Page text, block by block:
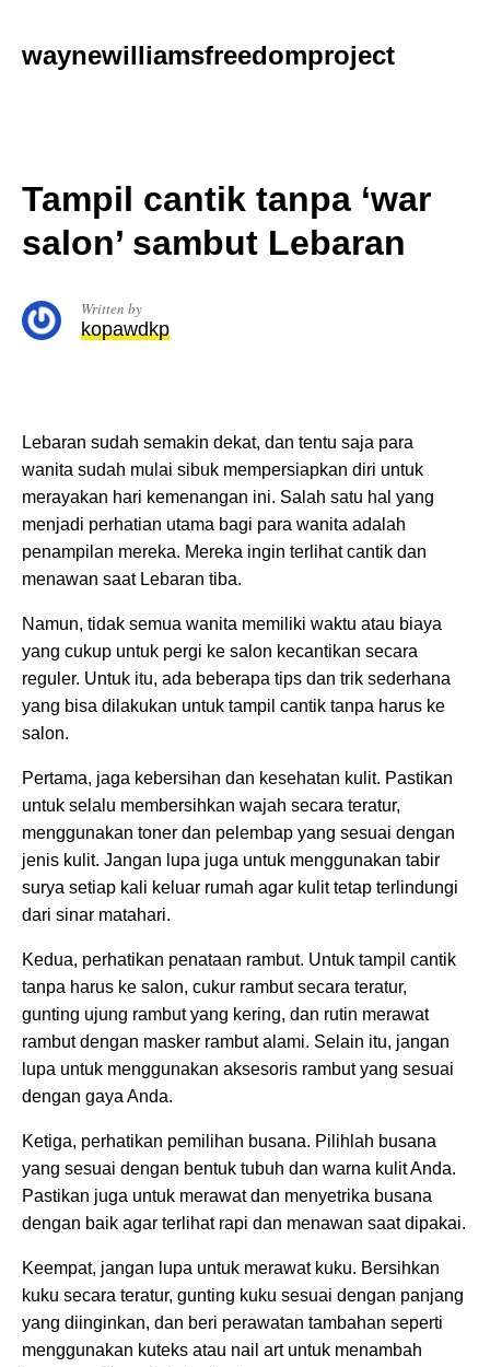
content
waynewilliamsfreedomproject
Tampil cantik tanpa ‘war
salon’ sambut Lebaran
Written by
kopawdkp
Lebaran sudah semakin dekat, dan tentu saja para
wanita sudah mulai sibuk mempersiapkan diri untuk
merayakan hari kemenangan ini. Salah satu hal yang
menjadi perhatian utama bagi para wanita adalah
penampilan mereka. Mereka ingin terlihat cantik dan
menawan saat Lebaran tiba.
Namun, tidak semua wanita memiliki waktu atau biaya
yang cukup untuk pergi ke salon kecantikan secara
reguler. Untuk itu, ada beberapa tips dan trik sederhana
yang bisa dilakukan untuk tampil cantik tanpa harus ke
salon.
Pertama, jaga kebersihan dan kesehatan kulit. Pastikan
untuk selalu membersihkan wajah secara teratur,
menggunakan toner dan pelembap yang sesuai dengan
jenis kulit. Jangan lupa juga untuk menggunakan tabir
surya setiap kali keluar rumah agar kulit tetap terlindungi
dari sinar matahari.
Kedua, perhatikan penataan rambut. Untuk tampil cantik
tanpa harus ke salon, cukur rambut secara teratur,
gunting ujung rambut yang kering, dan rutin merawat
rambut dengan masker rambut alami. Selain itu, jangan
lupa untuk menggunakan aksesoris rambut yang sesuai
dengan gaya Anda.
Ketiga, perhatikan pemilihan busana. Pilihlah busana
yang sesuai dengan bentuk tubuh dan warna kulit Anda.
Pastikan juga untuk merawat dan menyetrika busana
dengan baik agar terlihat rapi dan menawan saat dipakai.
Keempat, jangan lupa untuk merawat kuku. Bersihkan
kuku secara teratur, gunting kuku sesuai dengan panjang
yang diinginkan, dan beri perawatan tambahan seperti
menggunakan kuteks atau nail art untuk menambah